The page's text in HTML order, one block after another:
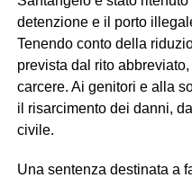
detenzione e il porto
Tenendo conto della
prevista dal rito
carcere. Ai genitori e alla
il risarcimento dei danni,
civile.
Una sentenza destinata a